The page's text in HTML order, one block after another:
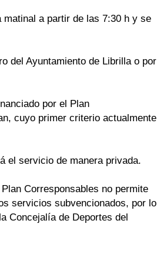
a partir de las 7:30 h y se
del Ayuntamiento de Librilla o por
por el Plan
cuyo primer criterio actualmente
el servicio de manera privada.
Corresponsables no permite
servicios subvencionados, por lo
Concejalía de Deportes del